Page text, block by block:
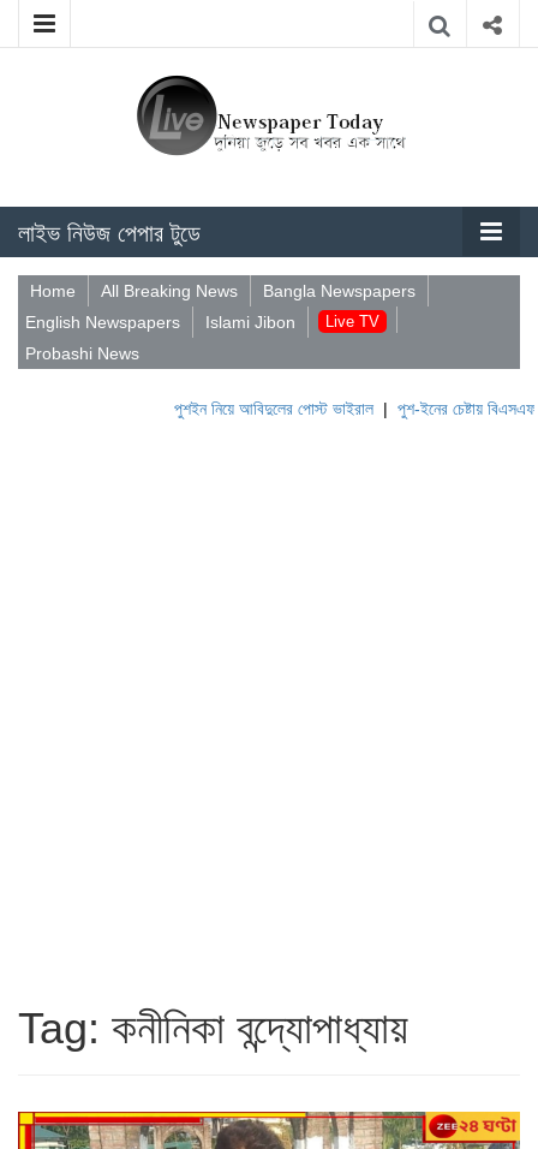
লাইভ নিউজ পেপার টুডে
Home All Breaking News
Bangla Newspapers
English Newspapers
Islami Jibon Live TV
Probashi News
পুশইন নিয়ে আবিদুলের পোস্ট ভাইরাল|পুশ-ইনের চেষ্টায় বিএসএফ,
Tag: কনীনিকা বন্দ্যোপাধ্যায়